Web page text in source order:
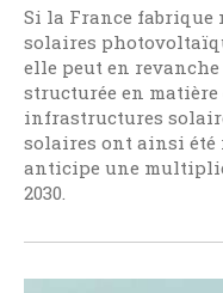
Si la France fabrique
solaires
elle peut en
structurée en matière
infrastructures
solaires ont ainsi été
anticipe une
2030.